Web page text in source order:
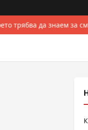
трябва да знаем за